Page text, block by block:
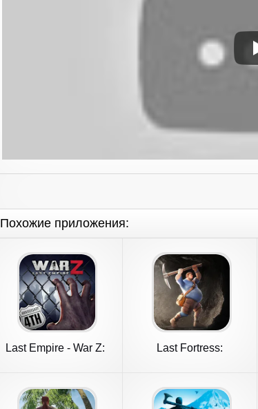
Похожие приложения:
Last Empire - War Z:
Last Fortress: